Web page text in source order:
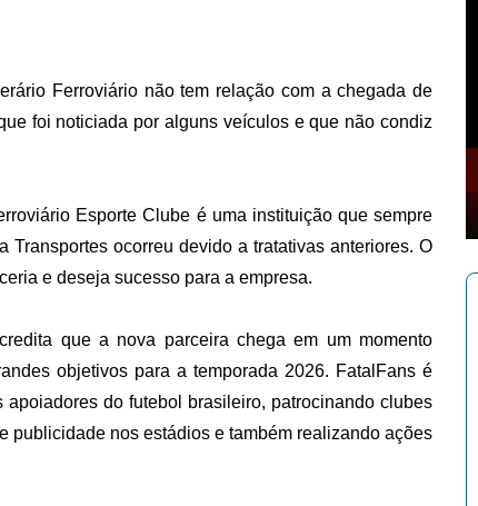
Ferroviário não tem relação com a chegada de
foi noticiada por alguns veículos e que não condiz
Esporte Clube é uma instituição que sempre
ocorreu devido a tratativas anteriores. O
e deseja sucesso para a empresa.
que a nova parceira chega em um momento
objetivos para a temporada 2026. FatalFans é
do futebol brasileiro, patrocinando clubes
publicidade nos estádios e também realizando ações